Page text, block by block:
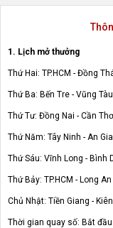
1. Lịch mở thưởng
Thứ Hai: TP.HCM - Đồng
Thứ Ba: Bến Tre - Vũng
Thứ Tư: Đồng Nai - Cần
Thứ Năm: Tây Ninh - An
Thứ Sáu: Vĩnh Long - Bình
Thứ Bảy: TP.HCM - Long
Chủ Nhật: Tiền Giang -
Thời gian quay số: Bắt